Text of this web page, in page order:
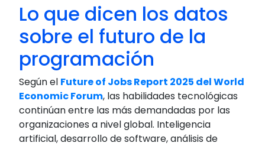
Lo que dicen los datos
sobre el futuro de la
programación
Según el Future of Jobs Report 2025 del World
Economic Forum, las habilidades tecnológicas
continúan entre las más demandadas por las
organizaciones a nivel global. Inteligencia
artificial, desarrollo de software, análisis de